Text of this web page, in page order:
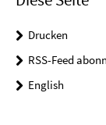
Drucken
RSS-Feed
English